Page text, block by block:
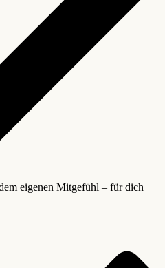
eigenen Mitgefühl – für dich